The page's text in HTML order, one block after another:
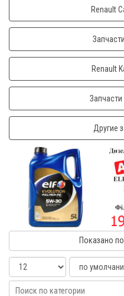
Renault
Renault
Другие
Показано